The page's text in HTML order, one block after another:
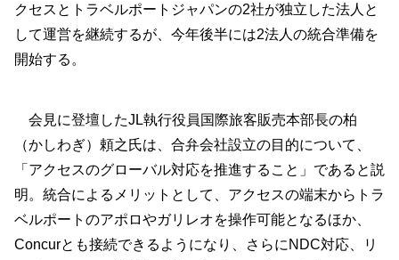
クセスとトラベルポートジャパンの2社が独立した法人と
して運営を継続するが、今年後半には2法人の統合準備を
開始する。
会見に登壇したJL執行役員国際旅客販売本部長の柏
（かしわぎ）頼之氏は、合弁会社設立の目的について、
「アクセスのグローバル対応を推進すること」であると説
明。統合によるメリットとして、アクセスの端末からトラ
ベルポートのアポロやガリレオを操作可能となるほか、
Concurとも接続できるようになり、さらにNDC対応、リ